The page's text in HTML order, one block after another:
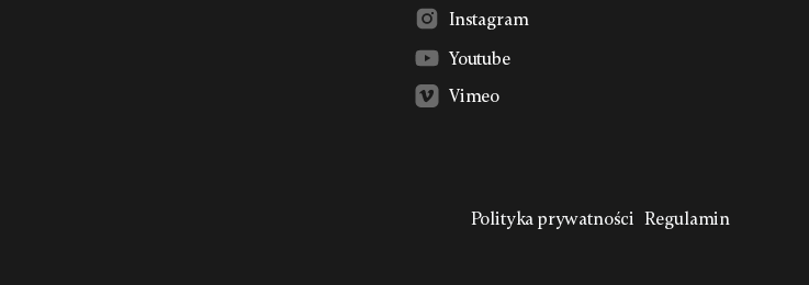
Instagram
Youtube
Vimeo
Polityka prywatności Regulamin